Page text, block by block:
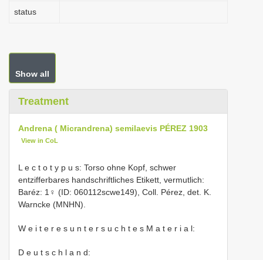
status
Show all
Treatment
Andrena ( Micrandrena) semilaevis PÉREZ 1903
View in CoL
L e c t o t y p u s: Torso ohne Kopf, schwer
entzifferbares handschriftliches Etikett, vermutlich:
Baréz: 1♀ (ID: 060112scwe149), Coll. Pérez, det. K.
Warncke (MNHN).
W e i t e r e s u n t e r s u c h t e s M a t e r i a l:
D e u t s c h l a n d: